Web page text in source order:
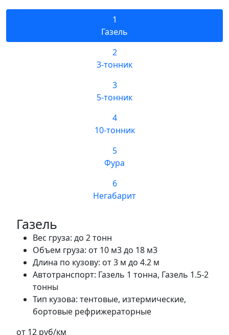
1
Газель
2
3-тонник
3
5-тонник
4
10-тонник
5
Фура
6
Негабарит
Газель
Вес груза: до 2 тонн
Объем груза: от 10 м3 до 18 м3
Длина по кузову: от 3 м до 4.2 м
Автотранспорт: Газель 1 тонна, Газель 1.5-2
тонны
Тип кузова: тентовые, изтермические,
бортовые рефрижераторные
от 12 руб/км